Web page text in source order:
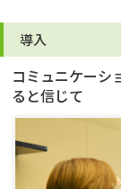
導入
コミュニケーシ
ると信じて